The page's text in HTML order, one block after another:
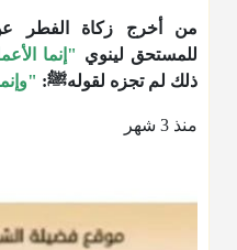
من أخرج زكاة الفطر
للمستحق لينوي "إنما
ذلك لم تجزه لقولهﷺ:
منذ 3 شهر